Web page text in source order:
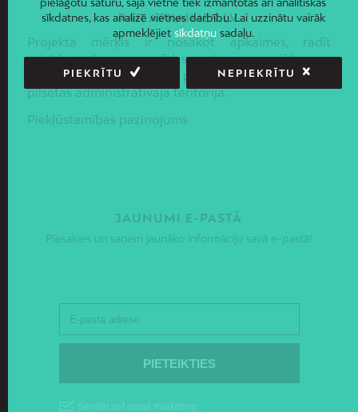
PAR APKAIMES.LV
Projekta mērķis ir nosakot apkaimes, radīt
priekšnoteikumus līdzsvarotas sociāli –
ekonomiskās un telpiskās politikas ieviešanai Rīgas
pilsētas administratīvajā teritorijā.
Piekļūstamības paziņojums
JAUNUMI E-PASTĀ
Piesakies un saņem jaunāko informāciju savā e-pastā!
pielāgotu saturu, šajā vietnē tiek izmantotas arī analītiskās
sīkdatnes, kas analizē vietnes darbību. Lai uzzinātu vairāk
apmeklējiet sīkdatņusadaļu.
PIEKRĪTU NEPIEKRĪTU